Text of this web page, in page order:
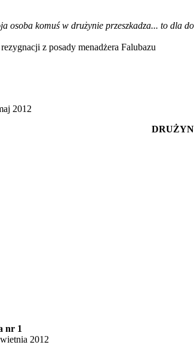
osoba komuś w drużynie przeszkadza... to dla
z posady menadżera Falubazu
2012
nr 1
2012